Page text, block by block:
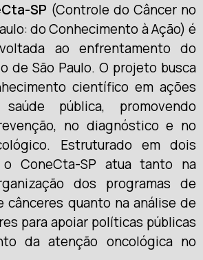
SP (Controle do Câncer no
do Conhecimento à Ação) é
ao enfrentamento do
de São Paulo. O projeto busca
científico em ações
pública, promovendo
no diagnóstico e no
Estruturado em dois
ConeCta-SP atua tanto na
dos programas de
cânceres quanto na análise de
para apoiar políticas públicas
da atenção oncológica no